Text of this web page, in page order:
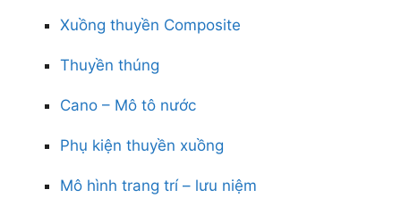
Xuồng thuyền Composite
Thuyền thúng
Cano – Mô tô nước
Phụ kiện thuyền xuồng
Mô hình trang trí – lưu niệm